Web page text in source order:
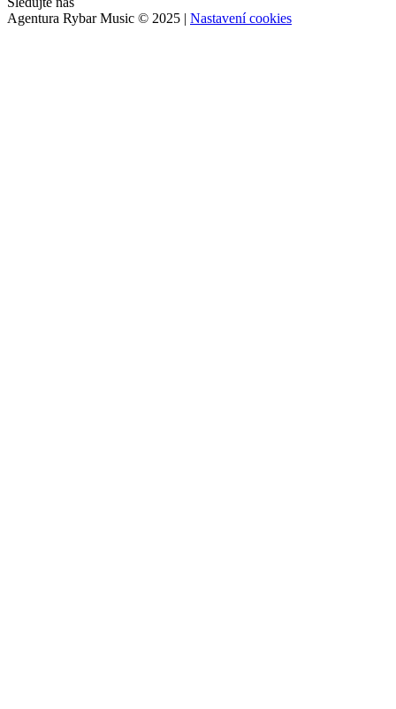
Agentura Rybar Music © 2025 | Nastavení cookies